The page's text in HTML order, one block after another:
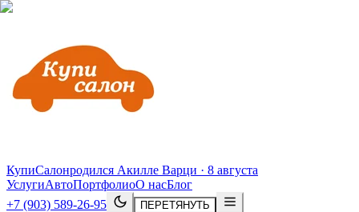
КупиСалонродился Акилле Варци · 8 августа
УслугиАвтоПортфолиоО насБлог
+7 (903) 589-26-95
ПЕРЕТЯНУТЬ